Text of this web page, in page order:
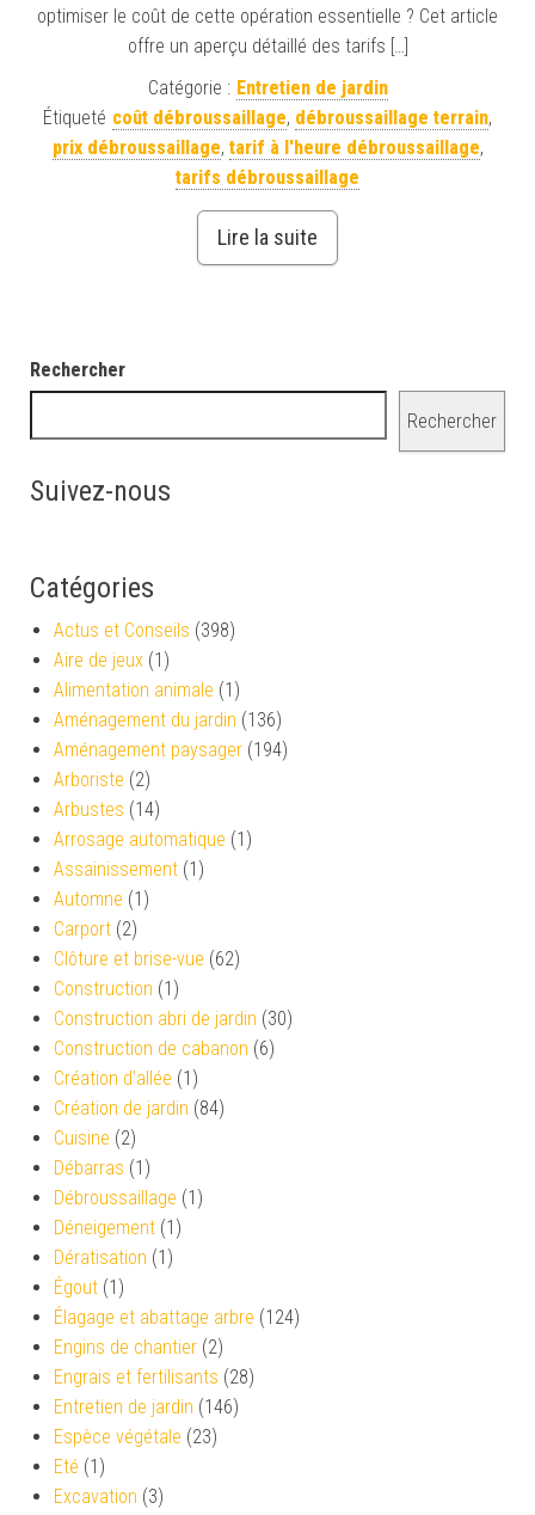
optimiser le coût de cette opération essentielle ? Cet article
offre un aperçu détaillé des tarifs […]
Catégorie : Entretien de jardin
Étiqueté coût débroussaillage, débroussaillage terrain,
prix débroussaillage, tarif à l'heure débroussaillage,
tarifs débroussaillage
Lire la suite
Rechercher
Rechercher
Suivez-nous
Catégories
Actus et Conseils (398)
Aire de jeux (1)
Alimentation animale (1)
Aménagement du jardin (136)
Aménagement paysager (194)
Arboriste (2)
Arbustes (14)
Arrosage automatique (1)
Assainissement (1)
Automne (1)
Carport (2)
Clôture et brise-vue (62)
Construction (1)
Construction abri de jardin (30)
Construction de cabanon (6)
Création d’allée (1)
Création de jardin (84)
Cuisine (2)
Débarras (1)
Débroussaillage (1)
Déneigement (1)
Dératisation (1)
Égout (1)
Élagage et abattage arbre (124)
Engins de chantier (2)
Engrais et fertilisants (28)
Entretien de jardin (146)
Espèce végétale (23)
Eté (1)
Excavation (3)